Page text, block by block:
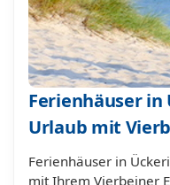
Ferienhäuser
Urlaub mit
Ferienhäuser in
mit Ihrem Vierbeiner